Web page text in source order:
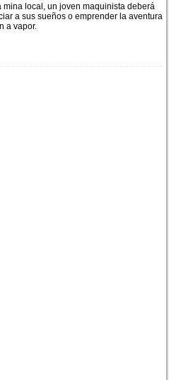
mina local, un joven maquinista deberá
a sus sueños o emprender la aventura
a vapor.